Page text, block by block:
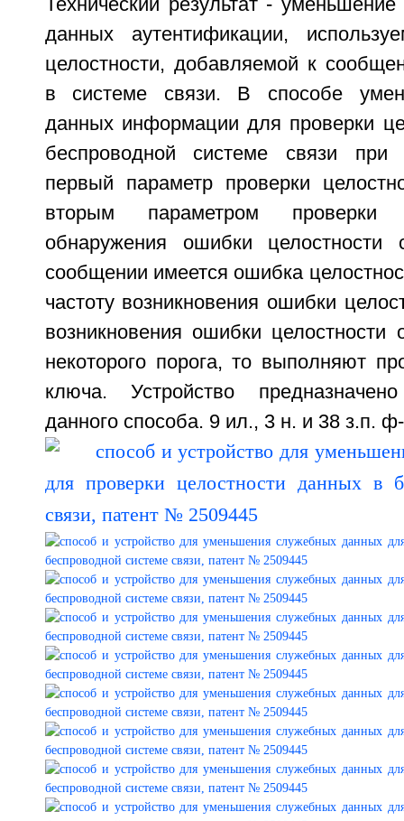
Технический результат -
данных аутентификации,
целостности, добавляемой к
в системе связи. В способе
данных информации для проверки
беспроводной системе связи
первый параметр проверки
вторым параметром проверки
обнаружения ошибки
сообщении имеется ошибка
частоту возникновения ошибки
возникновения ошибки целостности
некоторого порога, то выполняют
ключа. Устройство
данного способа. 9 ил., 3 н. и 38 з.п.